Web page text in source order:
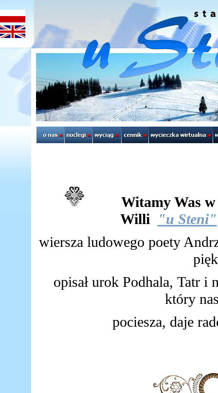
Witamy Was
Willi
"u Steni"
wiersza ludowego poety
opisał urok Podhala, Tatr i
który
pociesza, daje